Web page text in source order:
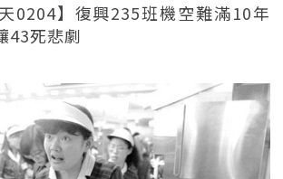
0204】復興235班機空難滿10年
43死悲劇